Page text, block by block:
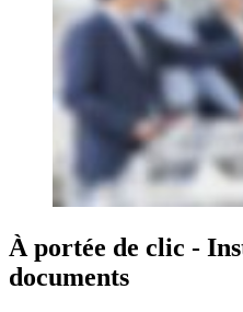
À portée de clic -
documents